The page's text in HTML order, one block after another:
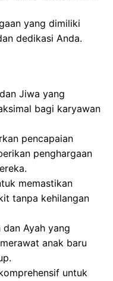
yang dimiliki
dedikasi Anda.
Jiwa yang
bagi karyawan
pencapaian
penghargaan
memastikan
tanpa kehilangan
Ayah yang
anak baru
untuk